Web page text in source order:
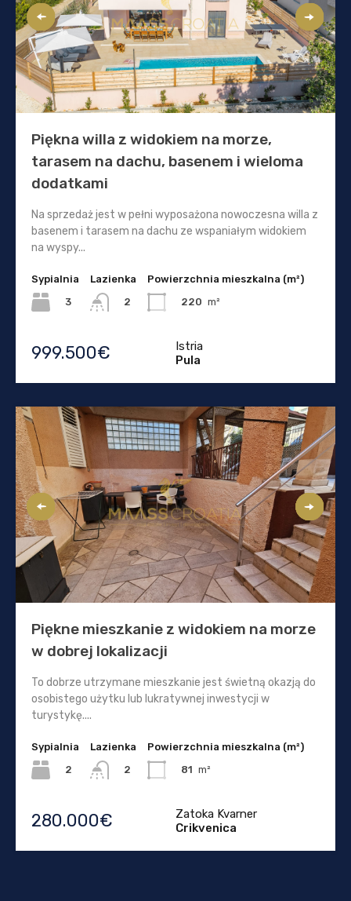
Piękna willa z widokiem na morze,
tarasem na dachu, basenem i wieloma
dodatkami
Na sprzedaż jest w pełni wyposażona nowoczesna willa z
basenem i tarasem na dachu ze wspaniałym widokiem
na wyspy...
Sypialnia
3
Lazienka
2
Powierzchnia mieszkalna (m²)
220 m²
999.500€
Istria
Pula
Piękne mieszkanie z widokiem na morze
w dobrej lokalizacji
To dobrze utrzymane mieszkanie jest świetną okazją do
osobistego użytku lub lukratywnej inwestycji w
turystykę....
Sypialnia
2
Lazienka
2
Powierzchnia mieszkalna (m²)
81 m²
280.000€
Zatoka Kvarner
Crikvenica